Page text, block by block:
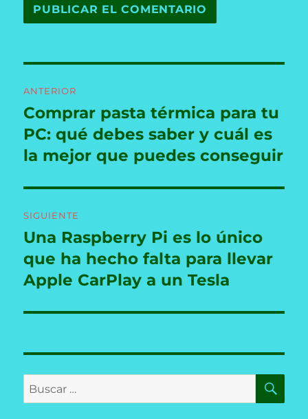
de
entradas
ANTERIOR
Entrada
anterior:
Comprar pasta térmica para tu
PC: qué debes saber y cuál es
la mejor que puedes conseguir
SIGUIENTE
Entrada
siguiente:
Una Raspberry Pi es lo único
que ha hecho falta para llevar
Apple CarPlay a un Tesla
Buscar
por: